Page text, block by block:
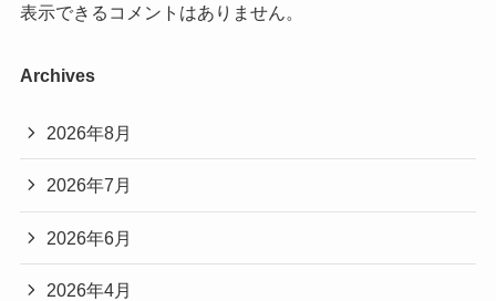
表示できるコメントはありません。
Archives
2026年8月
2026年7月
2026年6月
2026年4月